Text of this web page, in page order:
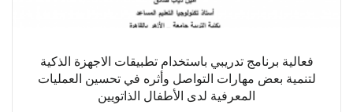
فعالية برنامج تدريبي باستخدام تطبيقات الاجهزة الذكية
لتنمية بعض مهارات التواصل وأثره في تحسين العمليات
المعرفية لدى الأطفال الذاتويين